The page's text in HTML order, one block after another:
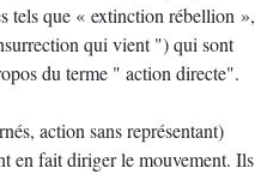
tels que « extinction rébellion »,
qui vient ") qui sont
du terme " action directe".
action sans représentant)
en fait diriger le mouvement. Ils